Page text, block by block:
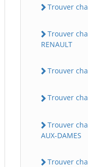
Trouver
Trouver
RENAULT
Trouver
Trouver
Trouver
AUX-DAMES
Trouver